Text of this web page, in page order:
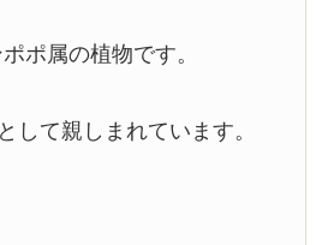
ポ属の植物です。
して親しまれています。